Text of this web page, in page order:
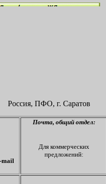
Россия, ПФО, г. Саратов
mail
Почта, общий отдел:
Для коммерческих
предложений: